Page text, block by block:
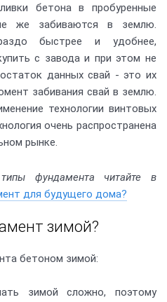
бетона в пробуренные
же забиваются в землю.
быстрее и удобнее,
с завода и при этом не
данных свай - это их
забивания свай в землю.
технологии винтовых
очень распространена
рынке.
фундамента читайте в
для будущего дома?
зимой?
бетоном зимой:
зимой сложно, поэтому